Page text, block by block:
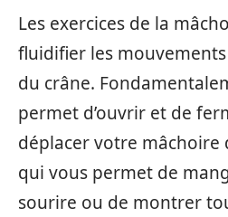
Les exercices de la
fluidifier les
du crâne.
permet d’ouvrir et de
déplacer votre mâchoire
qui vous permet de
sourire ou de montrer